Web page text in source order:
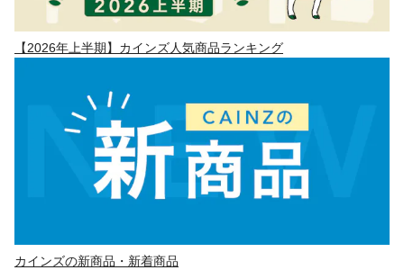
【2026年上半期】カインズ人気商品ランキング
カインズの新商品・新着商品